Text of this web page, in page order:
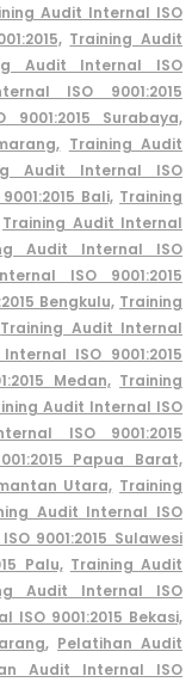
Audit Internal ISO
Training Audit
Audit Internal ISO
ISO 9001:2015
Surabaya,
Training Audit
Audit Internal ISO
Bali, Training
Training Audit Internal
Audit Internal ISO
ISO 9001:2015
Bengkulu, Training
Training Audit Internal
ISO 9001:2015
Medan, Training
Audit Internal ISO
ISO 9001:2015
Papua Barat,
Utara, Training
Audit Internal ISO
9001:2015 Sulawesi
Palu, Training Audit
Audit Internal ISO
9001:2015 Bekasi,
, Pelatihan Audit
Audit Internal ISO